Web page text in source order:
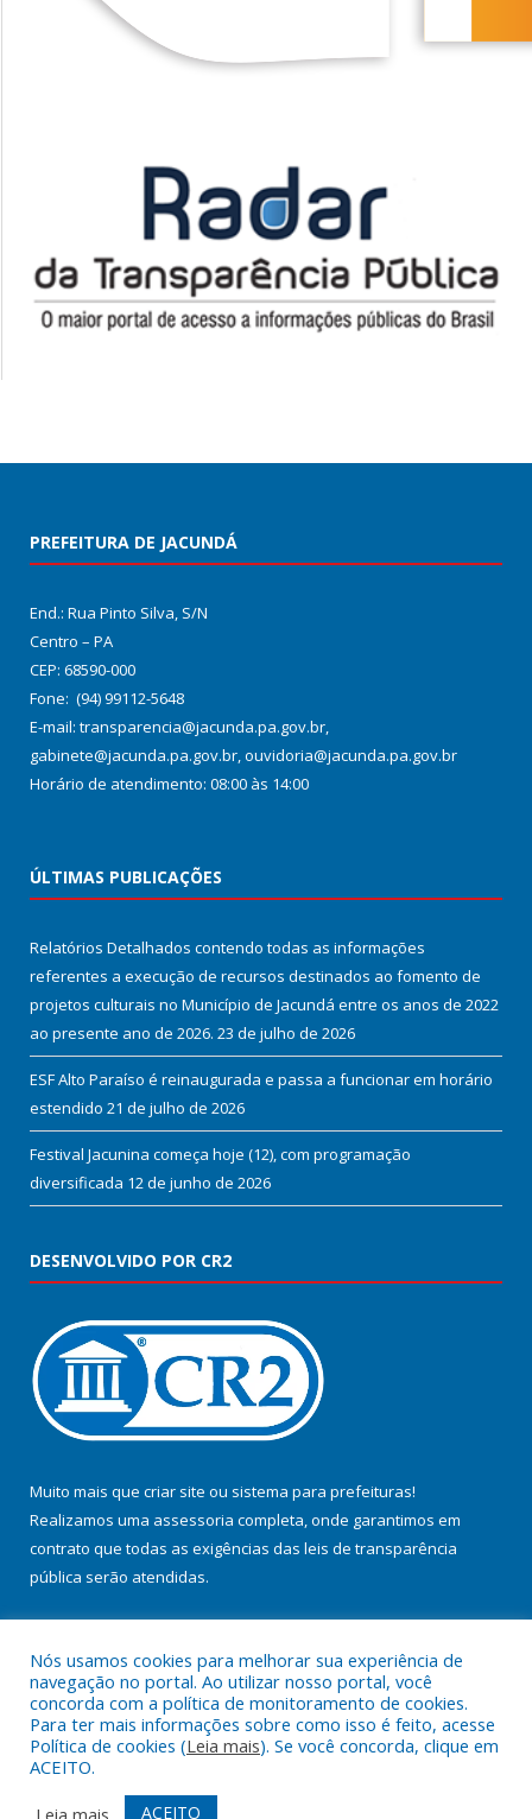
PREFEITURA DE JACUNDÁ
End.: Rua Pinto Silva, S/N
Centro – PA
CEP: 68590-000
Fone: (94) 99112-5648
E-mail: transparencia@jacunda.pa.gov.br,
gabinete@jacunda.pa.gov.br, ouvidoria@jacunda.pa.gov.br
Horário de atendimento: 08:00 às 14:00
ÚLTIMAS PUBLICAÇÕES
Relatórios Detalhados contendo todas as informações
referentes a execução de recursos destinados ao fomento de
projetos culturais no Município de Jacundá entre os anos de 2022
ao presente ano de 2026. 23 de julho de 2026
ESF Alto Paraíso é reinaugurada e passa a funcionar em horário
estendido 21 de julho de 2026
Festival Jacunina começa hoje (12), com programação
diversificada 12 de junho de 2026
DESENVOLVIDO POR CR2
Muito mais que criar site ou sistema para prefeituras!
Realizamos uma assessoria completa, onde garantimos em
contrato que todas as exigências das leis de transparência
pública serão atendidas.
Todos os direitos reservados a Prefeitura Municipal de Jacundá.
Mapa do Site Acessar Área Administrativa
Nós usamos cookies para melhorar sua experiência de
navegação no portal. Ao utilizar nosso portal, você
concorda com a política de monitoramento de cookies.
Para ter mais informações sobre como isso é feito, acesse
Política de cookies (Leia mais). Se você concorda, clique em
ACEITO.
Leia mais
ACEITO